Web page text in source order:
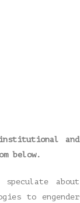
and
below.
about
to engender